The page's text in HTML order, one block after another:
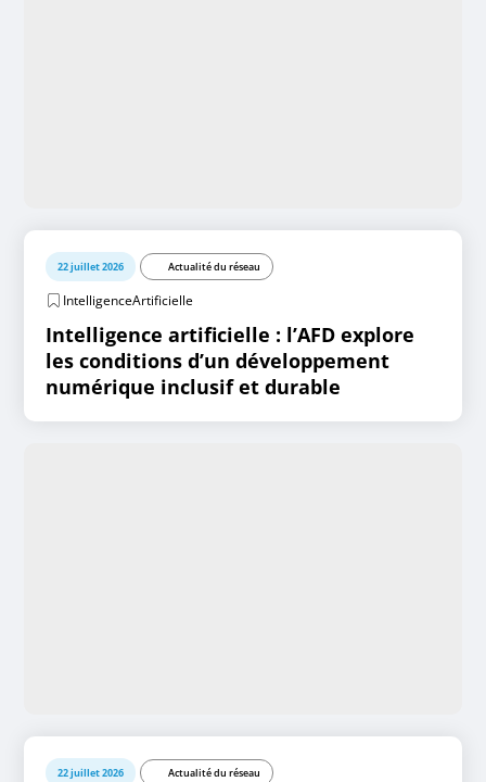
22 juillet 2026 Actualité du réseau
IntelligenceArtificielle
Intelligence artificielle : l’AFD explore
les conditions d’un développement
numérique inclusif et durable
22 juillet 2026 Actualité du réseau